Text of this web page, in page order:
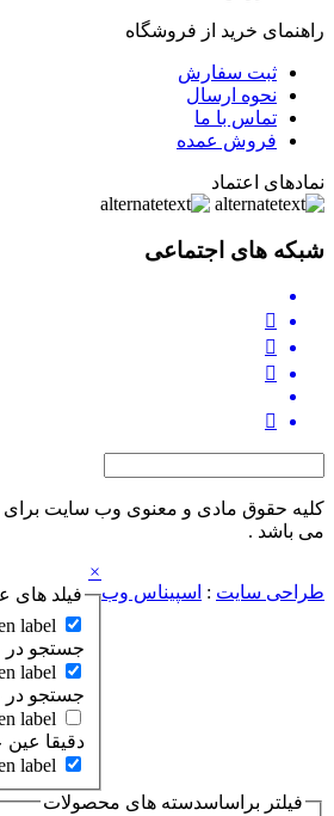
راهنمای خرید از فروشگاه
ثبت سفارش
نحوه ارسال
تماس با ما
فروش عمده
نمادهای اعتماد
شبکه های اجتماعی
کلیه حقوق مادی و معنوی وب‌ سایت
می‌ باشد .
طراحی سایت : اسپیناس وب
×
فیلد های
label
جستجو در
label
جستجو در
label
دقیقا عین
label
فیلتر براساسدسته های محصولات